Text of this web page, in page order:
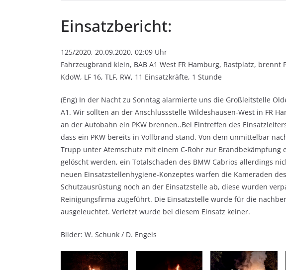
Einsatzbericht:
125/2020, 20.09.2020, 02:09 Uhr
Fahrzeugbrand klein, BAB A1 West FR Hamburg, Rastplatz, brennt
KdoW, LF 16, TLF, RW, 11 Einsatzkräfte, 1 Stunde
(Eng) In der Nacht zu Sonntag alarmierte uns die Großleitstelle
A1. Wir sollten an der Anschlussstelle Wildeshausen-West in FR
an der Autobahn ein PKW brennen..Bei Eintreffen des
dass ein PKW bereits in Vollbrand stand. Von dem unmittelbar
Trupp unter Atemschutz mit einem C-Rohr zur Brandbekämpfung
gelöscht werden, ein Totalschaden des BMW Cabrios allerdings
neuen Einsatzstellenhygiene-Konzeptes warfen die Kameraden
Schutzausrüstung noch an der Einsatzstelle ab, diese wurden
Reinigungsfirma zugeführt. Die Einsatzstelle wurde für die
ausgeleuchtet. Verletzt wurde bei diesem Einsatz keiner.
Bilder: W. Schunk / D. Engels